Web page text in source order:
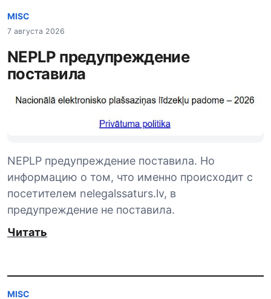
MISC
7 августа 2026
NEPLP предупреждение
поставила
NEPLP предупреждение поставила. Но
информацию о том, что именно происходит с
посетителем nelegalssaturs.lv, в
предупреждение не поставила.
Читать
MISC